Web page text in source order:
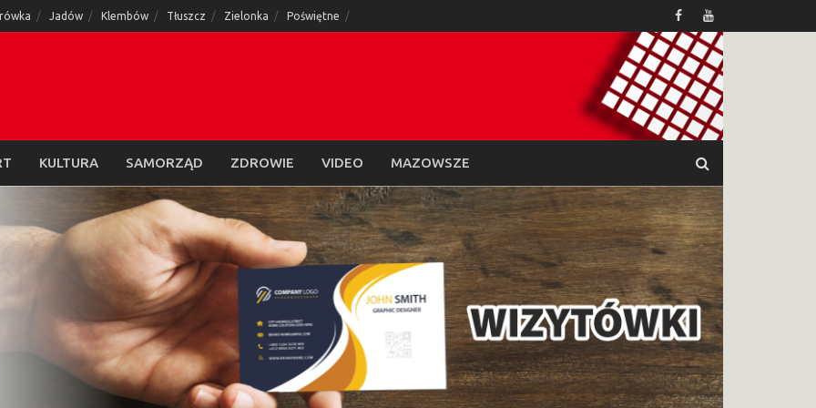
Jadów Klembów Tłuszcz Zielonka Poświętne
KULTURA SAMORZĄD ZDROWIE VIDEO MAZOWSZE